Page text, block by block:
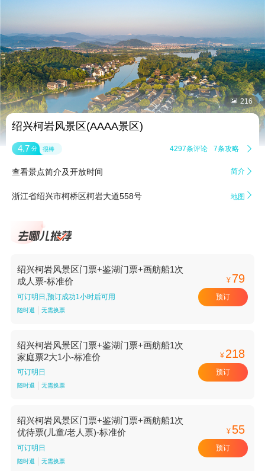
 216
绍兴柯岩风景区(AAAA景区)
4.7 分 很棒 4297条评论 7条攻略 
查看景点简介及开放时间 简介 
浙江省绍兴市柯桥区柯岩大道558号 地图 
绍兴柯岩风景区门票+鉴湖门票+画舫船1次
成人票-标准价
可订明日,预订成功1小时后可用
随时退 无需换票
¥ 79
预订
绍兴柯岩风景区门票+鉴湖门票+画舫船1次
家庭票2大1小-标准价
可订明日
随时退 无需换票
¥ 218
预订
绍兴柯岩风景区门票+鉴湖门票+画舫船1次
优待票(儿童/老人票)-标准价
可订明日
随时退 无需换票
¥ 55
预订